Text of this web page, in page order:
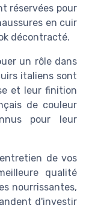
réservées pour
en cuir
décontracté.
un rôle dans
italiens sont
et leur finition
de couleur
pour leur
de vos
qualité
nourrissantes,
d'investir